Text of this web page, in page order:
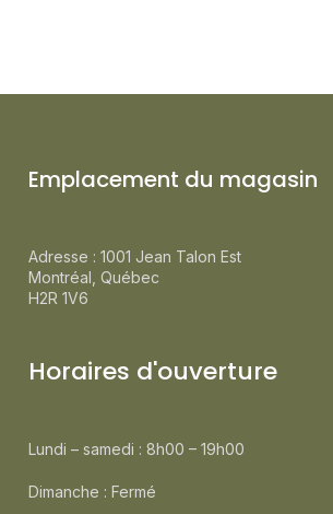
Emplacement du magasin
Adresse : 1001 Jean Talon Est
Montréal, Québec
H2R 1V6
Horaires d'ouverture
Lundi – samedi : 8h00 – 19h00
Dimanche : Fermé